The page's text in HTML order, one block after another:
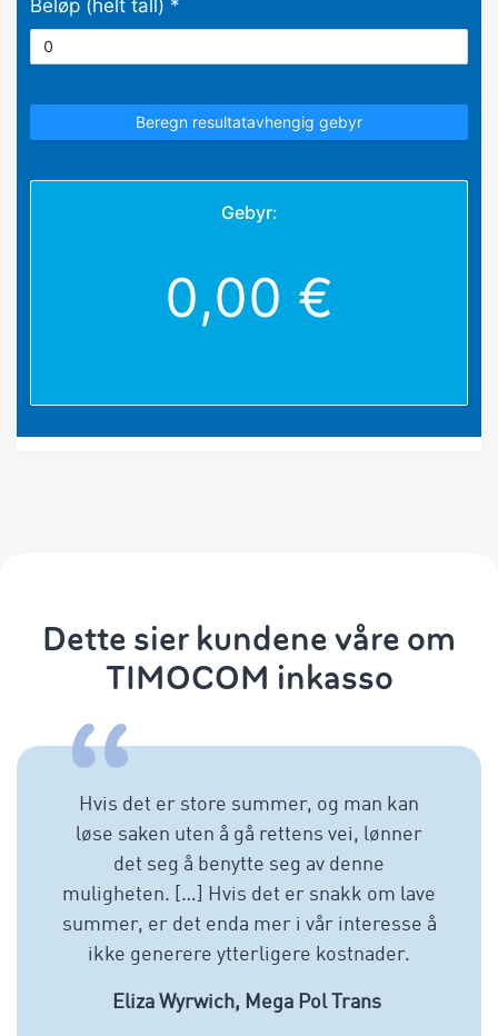
Dette sier kundene våre om
TIMOCOM inkasso
Hvis det er store summer, og man kan
løse saken uten å gå rettens vei, lønner
det seg å benytte seg av denne
muligheten. […] Hvis det er snakk om lave
summer, er det enda mer i vår interesse å
ikke generere ytterligere kostnader.
Eliza Wyrwich, Mega Pol Trans